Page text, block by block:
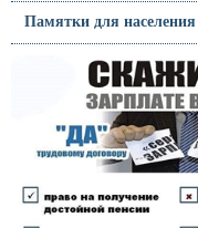
Памятки для населения